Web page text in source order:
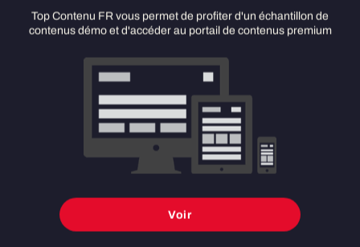
Fortnite saison 3 : de nouvelles armes dans le jeu
Avec la nouvelle mise à jour, de nombreuses nouvelles armes
mythiques dans Fortnite ont surpris les fans. Les armes Fortnite de
la saison 3 comprennent de nombreuses nouvelles armes, comme
celles énumérées ci-dessous.
Top Contenu FR vous permet de profiter d'un échantillon de
contenus démo et d'accéder au portail de contenus premium
Voir